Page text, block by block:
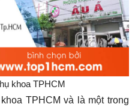
khoa TPHCM
TPHCM và là một trong